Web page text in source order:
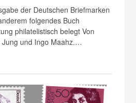
der Deutschen Briefmarken
folgendes Buch
philatelistisch belegt Von
Jung und Ingo Maahz.…